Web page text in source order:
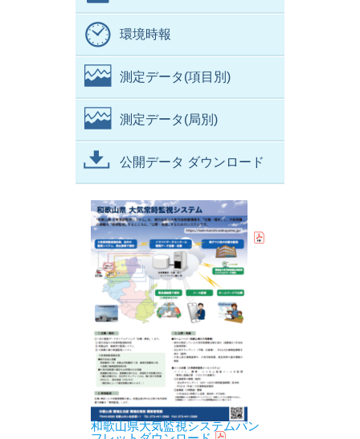
環境時報
測定データ(項目別)
測定データ(局別)
公開データ ダウンロード
和歌山県大気監視システムパン